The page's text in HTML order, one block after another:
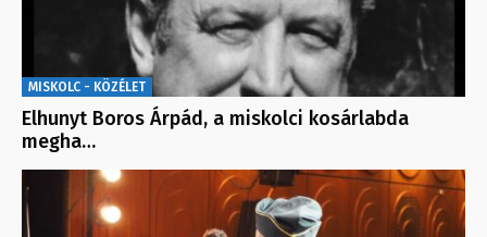
MISKOLC - KÖZÉLET
Elhunyt Boros Árpád, a miskolci kosárlabda
megha…